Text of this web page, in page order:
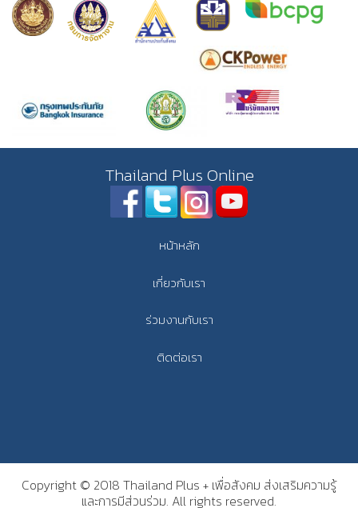
Thailand Plus Online
หน้าหลัก
เกี่ยวกับเรา
ร่วมงานกับเรา
ติดต่อเรา
Copyright © 2018 Thailand Plus + เพื่อสังคม ส่งเสริมความรู้
และการมีส่วนร่วม. All rights reserved.